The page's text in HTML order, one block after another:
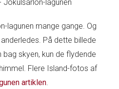
lagunen mange gange. Og
På dette billede
skyen, kun de flydende
Flere Island-fotos af
artiklen